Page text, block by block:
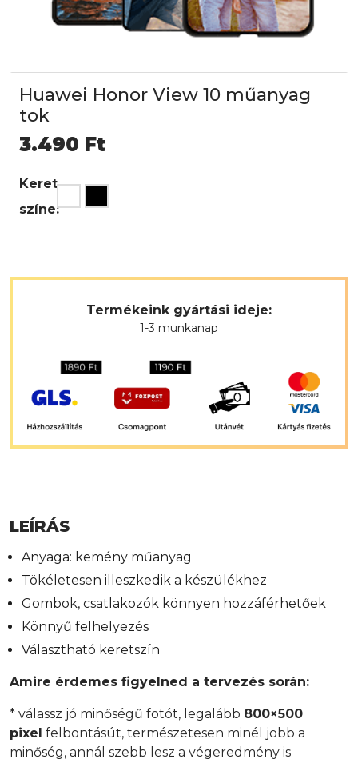
Huawei Honor View 10 műanyag
tok
3.490 Ft
Keret
színe:
Termékeink gyártási ideje:
1-3 munkanap
LEÍRÁS
Anyaga: kemény műanyag
Tökéletesen illeszkedik a készülékhez
Gombok, csatlakozók könnyen hozzáférhetőek
Könnyű felhelyezés
Választható keretszín
Amire érdemes figyelned a tervezés során:
* válassz jó minőségű fotót, legalább 800×500
pixel felbontásút, természetesen minél jobb a
minőség, annál szebb lesz a végeredmény is